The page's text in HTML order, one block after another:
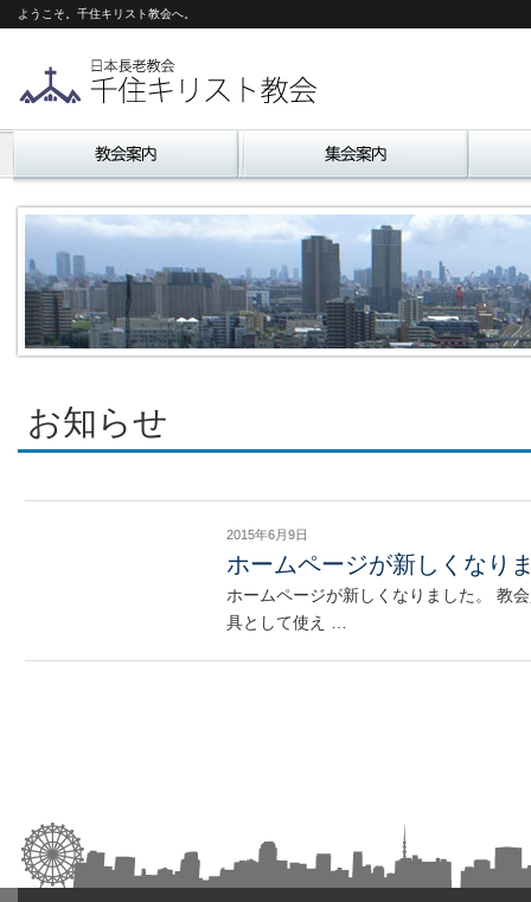
ようこそ。千住キリスト教会へ。
お知らせ
2015年6月9日
ホームページが新しくなり
ホームページが新しくなりました。 教
具として使え …